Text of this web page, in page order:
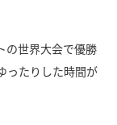
の世界大会で優勝
ったりした時間が